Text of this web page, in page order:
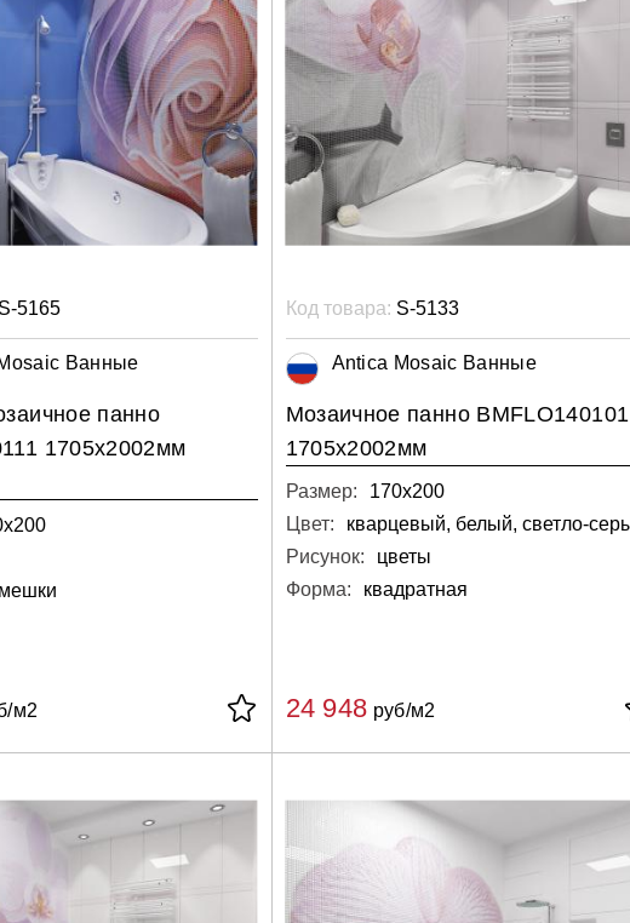
5165
Ванные
панно
1705х2002мм
м2
Код товара: S-5133
Antica Mosaic Ванные
Мозаичное панно BMFLO140101
1705х2002мм
Размер:
170х200
Цвет:
Рисунок:
цветы
Форма:
квадратная
24 948 руб/м2